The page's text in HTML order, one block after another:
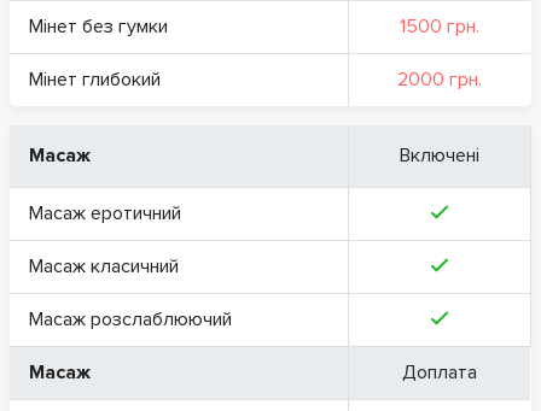
Мінет без гумки 1500 грн.
Мінет глибокий 2000 грн.
Масаж Включені
Масаж еротичний
Масаж класичний
Масаж розслаблюючий
Масаж Доплата